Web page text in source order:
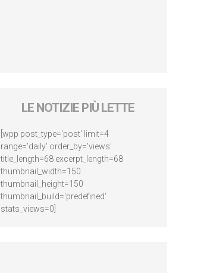
LE NOTIZIE PIÙ LETTE
[wpp post_type='post' limit=4
range='daily' order_by='views'
title_length=68 excerpt_length=68
thumbnail_width=150
thumbnail_height=150
thumbnail_build='predefined'
stats_views=0]